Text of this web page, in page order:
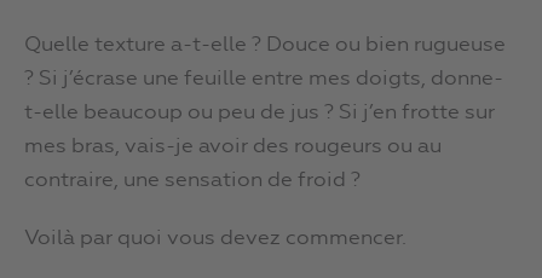
Quelle texture a-t-elle ? Douce ou bien rugueuse
? Si j’écrase une feuille entre mes doigts, donne-
t-elle beaucoup ou peu de jus ? Si j’en frotte sur
mes bras, vais-je avoir des rougeurs ou au
contraire, une sensation de froid ?
Voilà par quoi vous devez commencer.